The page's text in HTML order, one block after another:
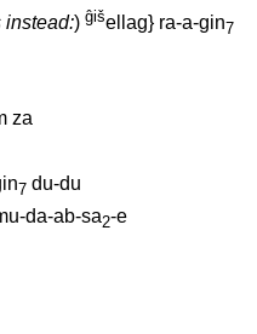
instead:) ĝišellag} ra-a-gin7
za
7 du-du
da-ab-sa2-e